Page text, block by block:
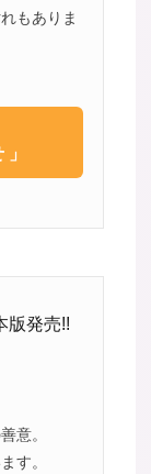
もありま
版発売!!
意。
す。